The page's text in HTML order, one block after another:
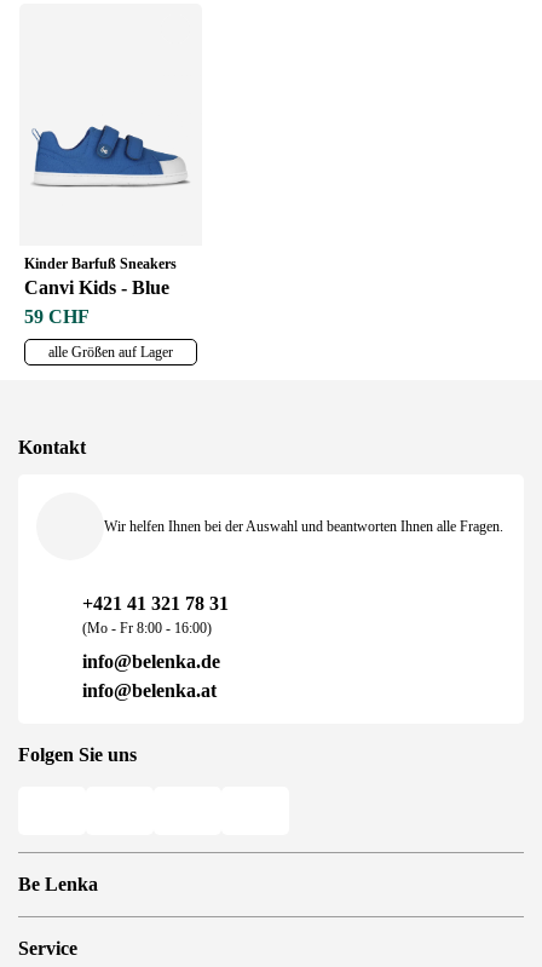
Kinder Barfuß Sneakers
Canvi Kids - Blue
59 CHF
alle Größen auf Lager
Be Lenka
Store Locator
Service
Kontakt
Wir helfen Ihnen bei der Auswahl und beantworten Ihnen alle Fragen.
+421 41 321 78 31
(Mo - Fr 8:00 - 16:00)
info@belenka.de
info@belenka.at
Folgen Sie uns